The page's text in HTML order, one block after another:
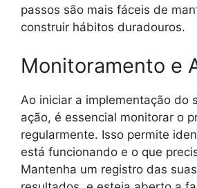
passos são mais fáceis de
construir hábitos duradouros.
Monitoramento e
Ao iniciar a implementação do
ação, é essencial monitorar o
regularmente. Isso permite
está funcionando e o que
Mantenha um registro das